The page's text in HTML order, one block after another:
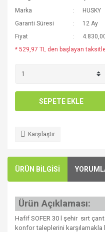
Marka
HUSKY
Garanti Süresi
12 Ay
Fiyat
* 529,97 TL den başlayan
SEPETE EKLE
Karşılaştır
ÜRÜN BİLGİSİ
Ürün Açıklaması:
Hafif SOFER 30 l şehir sırt
konfor taleplerini karşılamakla